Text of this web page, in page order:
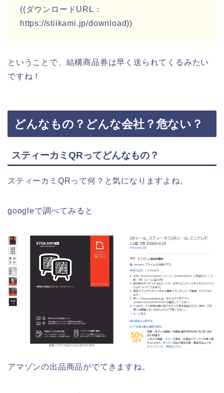
((ダウンロードURL：
https://stiikami.jp/download))
ということで、結構商品券は早く送られてくるみたい
ですね！
どんなもの？どんな会社？危ない？
スティーカミQRってどんなもの？
スティーカミQRって何？と気になりますよね。
googleで調べてみると
アマゾンの出品商品がでてきますね。